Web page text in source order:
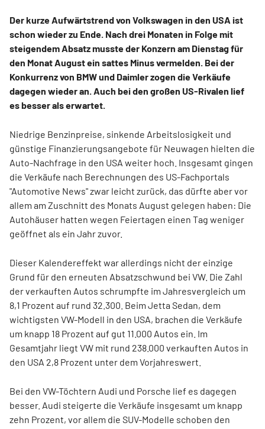
Der kurze Aufwärtstrend von Volkswagen in den USA ist
schon wieder zu Ende. Nach drei Monaten in Folge mit
steigendem Absatz musste der Konzern am Dienstag für
den Monat August ein sattes Minus vermelden. Bei der
Konkurrenz von BMW und Daimler zogen die Verkäufe
dagegen wieder an. Auch bei den großen US-Rivalen lief
es besser als erwartet.
Niedrige Benzinpreise, sinkende Arbeitslosigkeit und
günstige Finanzierungsangebote für Neuwagen hielten die
Auto-Nachfrage in den USA weiter hoch. Insgesamt gingen
die Verkäufe nach Berechnungen des US-Fachportals
"Automotive News" zwar leicht zurück, das dürfte aber vor
allem am Zuschnitt des Monats August gelegen haben: Die
Autohäuser hatten wegen Feiertagen einen Tag weniger
geöffnet als ein Jahr zuvor.
Dieser Kalendereffekt war allerdings nicht der einzige
Grund für den erneuten Absatzschwund bei VW. Die Zahl
der verkauften Autos schrumpfte im Jahresvergleich um
8,1 Prozent auf rund 32.300. Beim Jetta Sedan, dem
wichtigsten VW-Modell in den USA, brachen die Verkäufe
um knapp 18 Prozent auf gut 11.000 Autos ein. Im
Gesamtjahr liegt VW mit rund 238.000 verkauften Autos in
den USA 2,8 Prozent unter dem Vorjahreswert.
Bei den VW-Töchtern Audi und Porsche lief es dagegen
besser. Audi steigerte die Verkäufe insgesamt um knapp
zehn Prozent, vor allem die SUV-Modelle schoben den